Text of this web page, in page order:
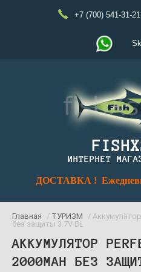
+7 (700) 541-31-21
ИНТЕРНЕТ
ДОСТАВКА !
Главная / ТУРИЗМ
/
без защиты 3.7V BL
АККУМУЛЯТОР
2000MAH БЕЗ